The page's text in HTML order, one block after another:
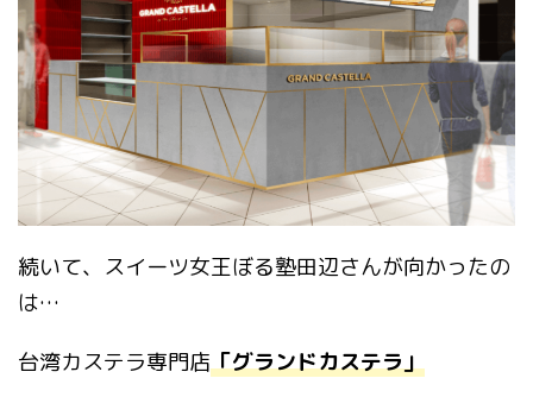
続いて、スイーツ女王ぼる塾田辺さんが向かったの
は…
台湾カステラ専門店「グランドカステラ」